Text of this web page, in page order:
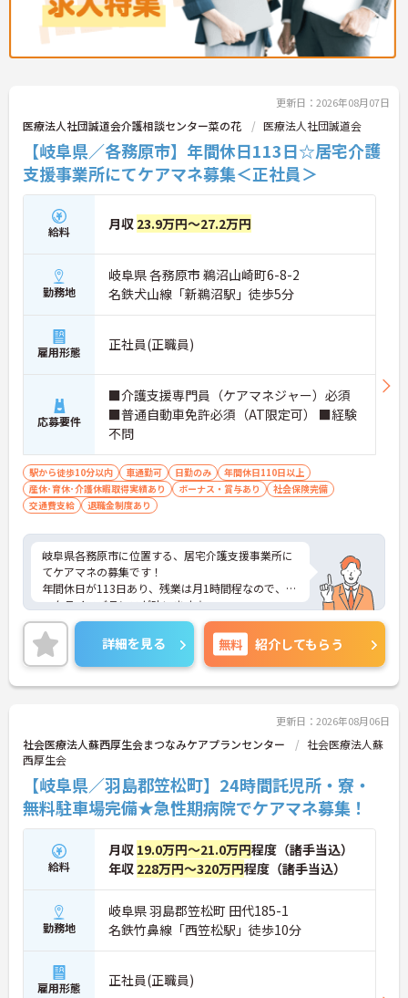
更新日：2026年08月07日
医療法人社団誠道会介護相談センター菜の花 医療法人社団誠道会
【岐阜県／各務原市】年間休日113日☆居宅介護
支援事業所にてケアマネ募集＜正社員＞
給料 月収 23.9万円～27.2万円
勤務地
岐阜県 各務原市 鵜沼山崎町6-8-2
名鉄犬山線「新鵜沼駅」徒歩5分
雇用形態 正社員(正職員)
応募要件
■介護支援専門員（ケアマネジャー）必須
■普通自動車免許必須（AT限定可） ■経験
不問
駅から徒歩10分以内 車通勤可 日勤のみ
年間休日110日以上
産休･育休･介護休暇取得実績あり
ボーナス・賞与あり
社会保険完備
交通費支給
退職金制度あり
岐阜県各務原市に位置する、居宅介護支援事業所に
てケアマネの募集です！
年間休日が113日あり、残業は月1時間程なので、ワ
ークライフバランスが叶います☆
また、駅から徒歩5分の好立地で、マイカー通勤も
可能なので、通勤らくらくです◎
ご興味のある方には、面接対策ポイントなど、さら
に詳細をお話しいたしますのでお気軽にご相談くだ
さい！
詳細を見る 無料 紹介してもらう
更新日：2026年08月06日
社会医療法人蘇西厚生会まつなみケアプランセンター
社会医療法人蘇
西厚生会
【岐阜県／羽島郡笠松町】24時間託児所・寮・
無料駐車場完備★急性期病院でケアマネ募集！
給料
月収 19.0万円～21.0万円程度（諸手当込）
年収 228万円～320万円程度（諸手当込）
勤務地
岐阜県 羽島郡笠松町 田代185-1
名鉄竹鼻線「西笠松駅」徒歩10分
雇用形態 正社員(正職員)